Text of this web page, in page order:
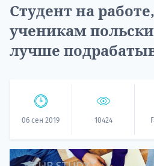
Студент на
ученикам
лучше
06 сен 2019 10424